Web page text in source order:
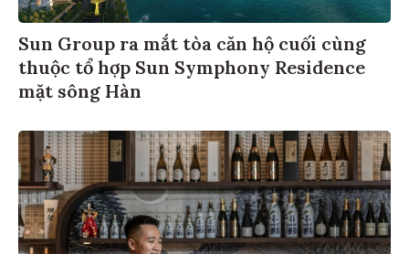
Sun Group ra mắt tòa căn hộ cuối cùng
thuộc tổ hợp Sun Symphony Residence
mặt sông Hàn